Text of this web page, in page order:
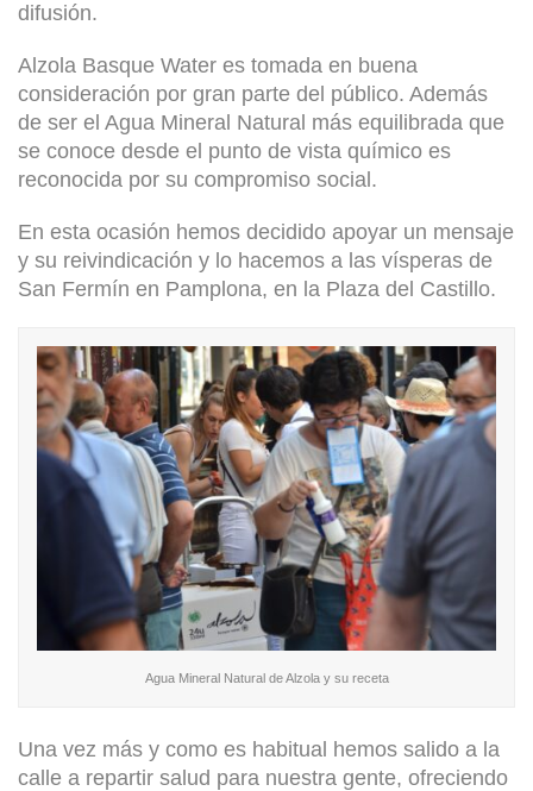
difusión.
Alzola Basque Water es tomada en buena
consideración por gran parte del público. Además
de ser el Agua Mineral Natural más equilibrada que
se conoce desde el punto de vista químico es
reconocida por su compromiso social.
En esta ocasión hemos decidido apoyar un mensaje
y su reivindicación y lo hacemos a las vísperas de
San Fermín en Pamplona, en la Plaza del Castillo.
Agua Mineral Natural de Alzola y su receta
Una vez más y como es habitual hemos salido a la
calle a repartir salud para nuestra gente, ofreciendo